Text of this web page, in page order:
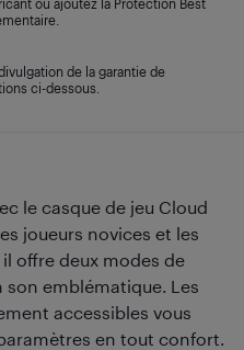
le casque de jeu Cloud
joueurs novices et les
offre deux modes de
emblématique. Les
accessibles vous
en tout confort.
ou ajoutez la Protection Best
de la garantie de
ci-dessous.